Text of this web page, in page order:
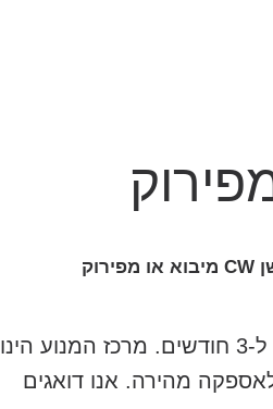
החלפת מנוע יונדאי i40 סטיישן CW מיבוא / פירוק לכל המודלים כולל מתן אחריות מלאה ל-3 חודשים. מרכז המנוע הינו
מהירה. אנו דואגים